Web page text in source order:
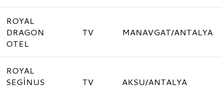
ROYAL
DRAGON
OTEL
TV MANAVGAT/ANTALYA
ROYAL
SEGİNUS
TV AKSU/ANTALYA